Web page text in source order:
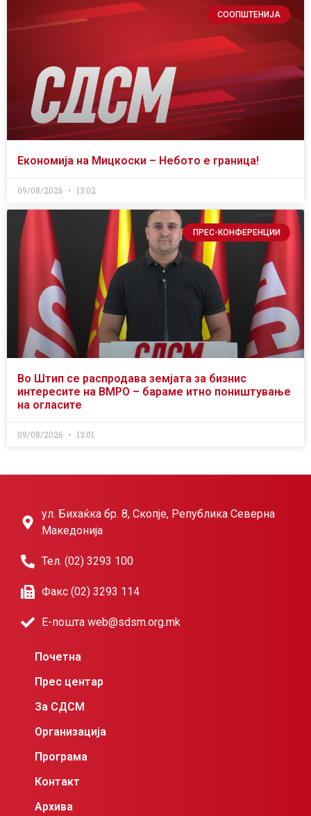
СООПШТЕНИЈА
Економија на Мицкоски – Небото е граница!
09/08/2026 13:02
ПРЕС-КОНФЕРЕНЦИИ
Во Штип се распродава земјата за бизнис
интересите на ВМРО – бараме итно поништување
на огласите
09/08/2026 13:01
ул. Бихаќка бр. 8, Скопје, Република Северна
Македонија
Тел. (02) 3293 100
Факс (02) 3293 114
Е-пошта web@sdsm.org.mk
Почетна
Прес центар
За СДСМ
Организација
Програма
Контакт
Архива